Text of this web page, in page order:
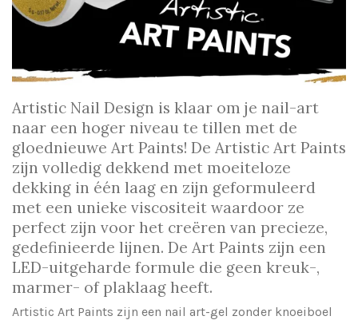
Artistic Nail Design is klaar om je nail-art
naar een hoger niveau te tillen met de
gloednieuwe Art Paints! De Artistic Art Paints
zijn volledig dekkend met moeiteloze
dekking in één laag en zijn geformuleerd
met een unieke viscositeit waardoor ze
perfect zijn voor het creëren van precieze,
gedefinieerde lijnen. De Art Paints zijn een
LED-uitgeharde formule die geen kreuk-,
marmer- of plaklaag heeft.
Artistic Art Paints zijn een nail art-gel zonder knoeiboel